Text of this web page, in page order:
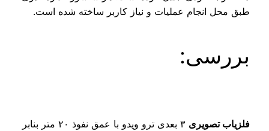
محل انجام عملیات و نیاز کاربر ساخته شده است.
تصویری
۳ بعدی ترو ویدو با عمق نفوذ ۲۰ متر بنابر